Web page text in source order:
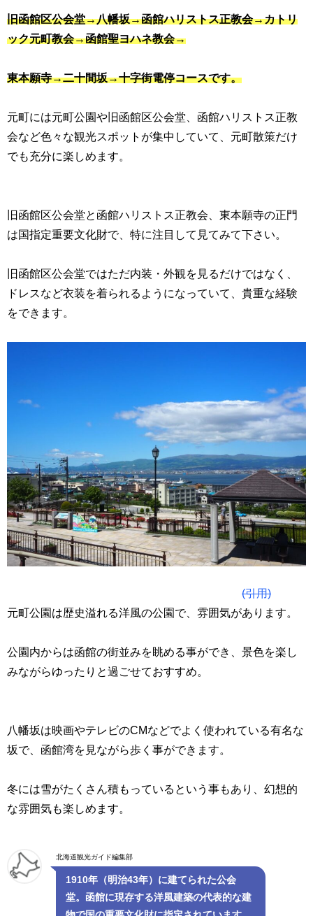
旧函館区公会堂→八幡坂→函館ハリストス正教会→カトリ
ック元町教会→函館聖ヨハネ教会→
東本願寺→二十間坂→十字街電停コースです。
元町には元町公園や旧函館区公会堂、函館ハリストス正教
会など色々な観光スポットが集中していて、元町散策だけ
でも充分に楽しめます。
旧函館区公会堂と函館ハリストス正教会、東本願寺の正門
は国指定重要文化財で、特に注目して見てみて下さい。
旧函館区公会堂ではただ内装・外観を見るだけではなく、
ドレスなど衣装を着られるようになっていて、貴重な経験
をできます。
(引用)
元町公園は歴史溢れる洋風の公園で、雰囲気があります。
公園内からは函館の街並みを眺める事ができ、景色を楽し
みながらゆったりと過ごせておすすめ。
八幡坂は映画やテレビのCMなどでよく使われている有名な
坂で、函館湾を見ながら歩く事ができます。
冬には雪がたくさん積もっているという事もあり、幻想的
な雰囲気も楽しめます。
北海道観光ガイド編集部
1910年（明治43年）に建てられた公会
堂。函館に現存する洋風建築の代表的な建